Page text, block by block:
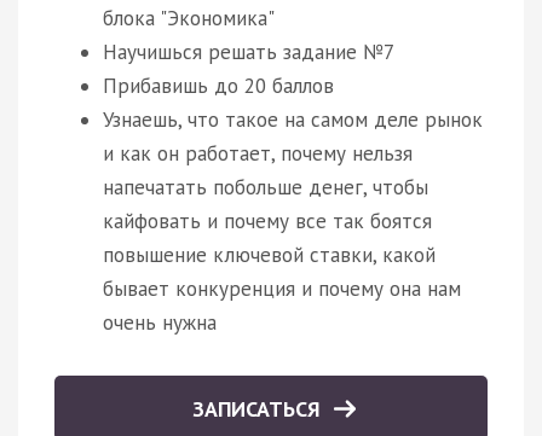
блока "Экономика"
Научишься решать задание №7
Прибавишь до 20 баллов
Узнаешь, что такое на самом деле рынок
и как он работает, почему нельзя
напечатать побольше денег, чтобы
кайфовать и почему все так боятся
повышение ключевой ставки, какой
бывает конкуренция и почему она нам
очень нужна
ЗАПИСАТЬСЯ